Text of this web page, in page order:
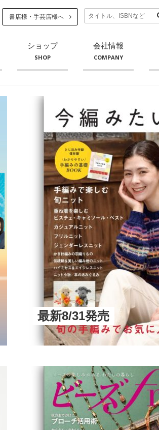
書店様・手芸店様へ
ショップ
SHOP
会社情報
COMPANY
最新8/31発売